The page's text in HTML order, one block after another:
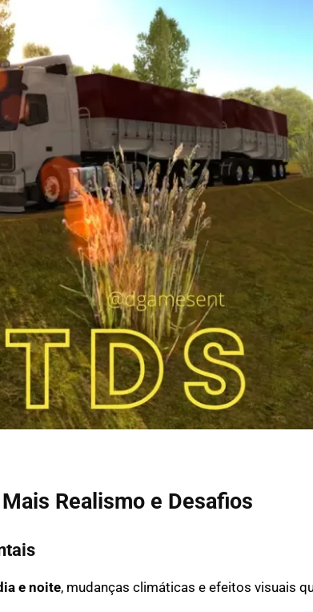
Realismo e Desafios
e noite, mudanças climáticas e efeitos visuais